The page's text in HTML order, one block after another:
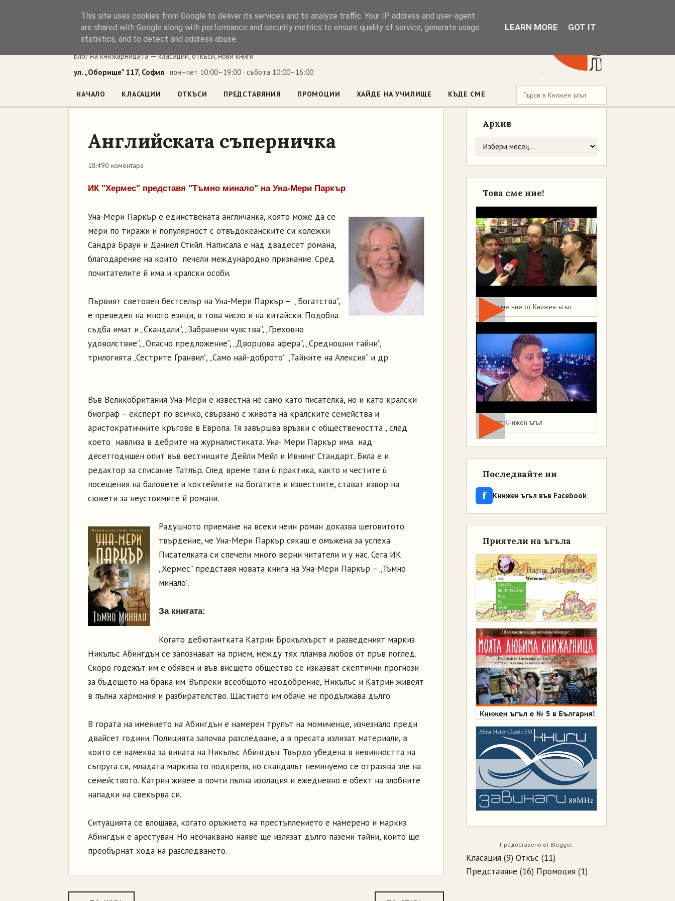
Книжен ъгъл
Блог на книжарницата — класации, откъси, нови книги
ул. „Оборище" 117, София · пон–пет 10:00–19:00 · събота 10:00–16:00
НАЧАЛО КЛАСАЦИИ ОТКЪСИ ПРЕДСТАВЯНИЯ ПРОМОЦИИ ХАЙДЕ НА УЧИЛИЩЕ КЪДЕ СМЕ
Английската съперничка
18:490 коментара
ИК "Хермес" представя "Тъмно минало" на Уна-Мери Паркър
Уна-Мери Паркър е единствената англичанка, която може да се
мери по тиражи и популярност с отвъдокеанските си колежки
Сандра Браун и Даниел Стийл. Написала е над двадесет романа,
благодарение на които печели международно признание. Сред
почитателите й има и кралски особи.
Първият световен бестселър на Уна-Мери Паркър – „Богатства”,
е преведен на много езици, в това число и на китайски. Подобна
съдба имат и „Скандали”, „Забранени чувства”, „Греховно
удоволствие”, „Опасно предложение”, „Дворцова афера”, „Среднощни тайни”,
трилогията „Сестрите Гранвил”, „Само най-доброто” „Тайните на Алексия” и др.
Във Великобритания Уна-Мери е известна не само като писателка, но и като кралски
биограф – експерт по всичко, свързано с живота на кралските семейства и
аристократичните кръгове в Европа. Тя завършва връзки с обществеността , след
което навлиза в дебрите на журналистиката. Уна- Мери Паркър има над
десетгодишен опит във вестниците Дейли Мейл и Ивнинг Стандарт. Била е и
редактор за списание Татлър. След време тази ù практика, както и честите ù
посещения на баловете и коктейлите на богатите и известните, стават извор на
сюжети за неустоимите й романи.
Радушното приемане на всеки неин роман доказва шеговитото
твърдение, че Уна-Мери Паркър сякаш е омъжена за успеха.
Писателката си спечели много верни читатели и у нас. Сега ИК
„Хермес” представя новата книга на Уна-Мери Паркър – „Тъмно
минало”.
За книгата:
Когато дебютантката Катрин Брокълхърст и разведеният маркиз
Никълъс Абингдън се запознават на прием, между тях пламва любов от пръв поглед.
Скоро годежът им е обявен и във висшето общество се изказват скептични прогнози
за бъдещето на брака им. Въпреки всеобщото неодобрение, Никълъс и Катрин живеят
в пълна хармония и разбирателство. Щастието им обаче не продължава дълго.
В гората на имението на Абингдън е намерен трупът на момиченце, изчезнало преди
двайсет години. Полицията започва разследване, а в пресата излизат материали, в
които се намеква за вината на Никълъс Абингдън. Твърдо убедена в невинността на
съпруга си, младата маркиза го подкрепя, но скандалът неминуемо се отразява зле на
семейството. Катрин живее в почти пълна изолация и ежедневно е обект на злобните
нападки на свекърва си.
Ситуацията се влошава, когато оръжието на престъплението е намерено и маркиз
Абингдън е арестуван. Но неочаквано наяве ще излязат дълго пазени тайни, които ще
преобърнат хода на разследването.
Архив
Това сме ние!
Това сме ние от Книжен ъгъл
Мая от Книжен ъгъл
Последвайте ни
f Книжен ъгъл във Facebook
Приятели на ъгъла
Предоставено от Blogger.
Класация (9) Откъс (11)
Представяне (16) Промоция (1)
This site uses cookies from Google to deliver its services and to analyze traffic. Your IP address and user-agent
are shared with Google along with performance and security metrics to ensure quality of service, generate usage
statistics, and to detect and address abuse.
LEARN MORE GOT IT